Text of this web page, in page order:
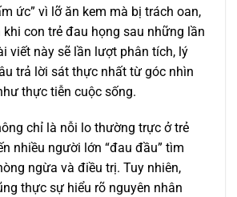
ức” vì lỡ ăn kem mà bị trách oan,
khi con trẻ đau họng sau những lần
viết này sẽ lần lượt phân tích, lý
trả lời sát thực nhất từ góc nhìn
thực tiễn cuộc sống.
chỉ là nỗi lo thường trực ở trẻ
nhiều người lớn “đau đầu” tìm
ngừa và điều trị. Tuy nhiên,
thực sự hiểu rõ nguyên nhân